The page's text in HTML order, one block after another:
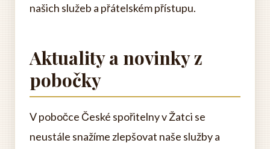
našich služeb a přátelském přístupu.
Aktuality a novinky z
pobočky
V pobočce České spořitelny v Žatci se
neustále snažíme zlepšovat naše služby a